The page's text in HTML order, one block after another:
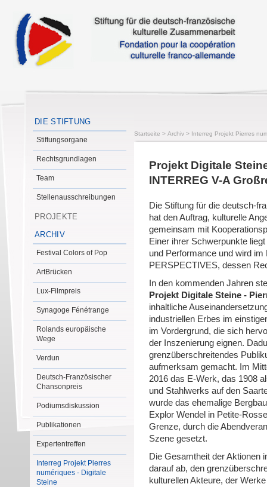
DIE STIFTUNG
Stiftungsorgane
Rechtsgrundlagen
Team
Stellenausschreibungen
PROJEKTE
ARCHIV
Festival Colors of Pop
ArtBrücken
Lux-Filmpreis
Synagoge Fénétrange
Rolands europäische
Wege
Verdun
Deutsch-Französischer
Chansonpreis
Podiumsdiskussion
Publikationen
Expertentreffen
Interreg Projekt Pierres
numériques - Digitale
Steine
Startseite > Archiv > Interreg Projekt Pierres
Projekt Digitale
INTERREG V-A
Die Stiftung für die deutsch-
hat den Auftrag, kulturelle
gemeinsam mit
Einer ihrer Schwerpunkte
und Performance und wird
PERSPECTIVES, dessen
In den kommenden Jahren
Projekt Digitale Steine -
inhaltliche
industriellen Erbes im
im Vordergrund, die sich
der Inszenierung eignen.
grenzüberschreitendes
aufmerksam gemacht. Im
2016 das E-Werk, das 1908
und Stahlwerks auf den
wurde das ehemalige
Explor Wendel in Petite-
Grenze, durch die
Szene gesetzt.
Die Gesamtheit der Aktionen
darauf ab, den
kulturellen Akteure, der